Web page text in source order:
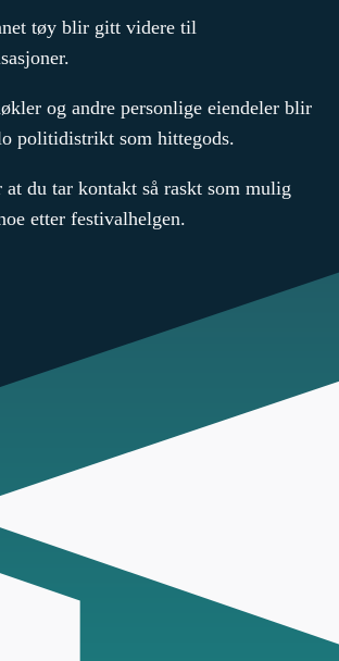
tøy blir gitt videre til
og andre personlige eiendeler blir
politidistrikt som hittegods.
du tar kontakt så raskt som mulig
etter festivalhelgen.